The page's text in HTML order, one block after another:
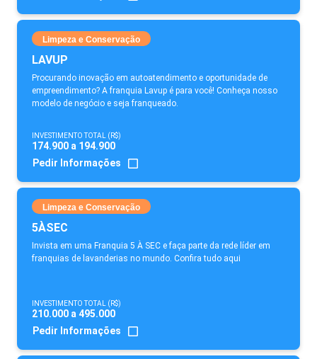
Limpeza e Conservação
LAVUP
Procurando inovação em autoatendimento e oportunidade de
empreendimento? A franquia Lavup é para você! Conheça nosso
modelo de negócio e seja franqueado.
INVESTIMENTO TOTAL (R$)
174.900 a 194.900
Pedir Informações
Limpeza e Conservação
5ÀSEC
Invista em uma Franquia 5 À SEC e faça parte da rede líder em
franquias de lavanderias no mundo. Confira tudo aqui
INVESTIMENTO TOTAL (R$)
210.000 a 495.000
Pedir Informações